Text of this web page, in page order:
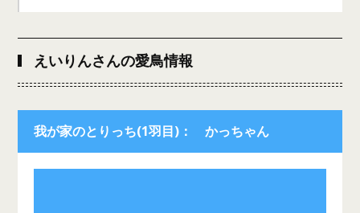
えいりんさんの愛鳥情報
我が家のとりっち(1羽目)： かっちゃん